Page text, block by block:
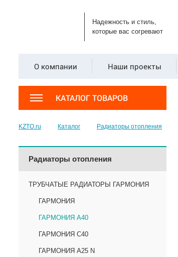
Надежность и стиль,
которые вас согревают
О компании Наши проекты
КАТАЛОГ ТОВАРОВ
KZTO.ru Каталог Радиаторы отопления
Радиаторы отопления
ТРУБЧАТЫЕ РАДИАТОРЫ ГАРМОНИЯ
ГАРМОНИЯ
ГАРМОНИЯ А40
ГАРМОНИЯ С40
ГАРМОНИЯ А25 N